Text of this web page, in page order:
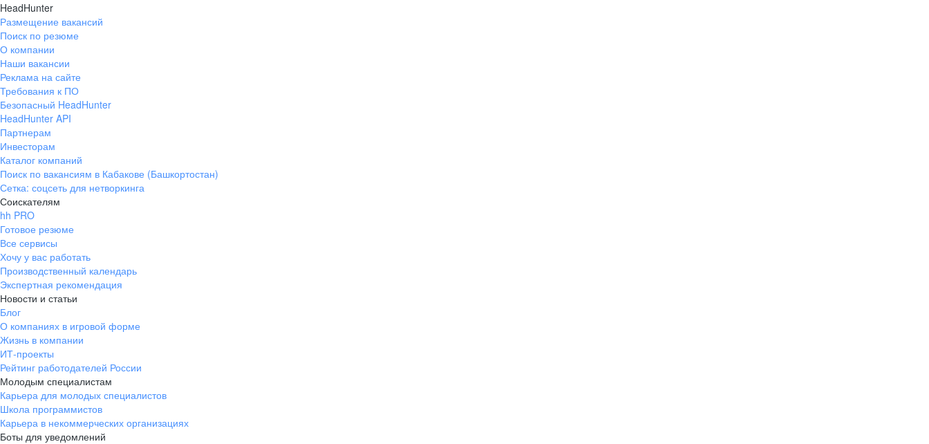
HeadHunter
Размещение вакансий
Поиск по резюме
О компании
Наши вакансии
Реклама на сайте
Требования к ПО
Безопасный HeadHunter
HeadHunter API
Партнерам
Инвесторам
Каталог компаний
Поиск по вакансиям в Кабакове (Башкортостан)
Сетка: соцсеть для нетворкинга
Соискателям
hh PRO
Готовое резюме
Все сервисы
Хочу у вас работать
Производственный календарь
Экспертная рекомендация
Новости и статьи
Блог
О компаниях в игровой форме
Жизнь в компании
ИТ-проекты
Рейтинг работодателей России
Молодым специалистам
Карьера для молодых специалистов
Школа программистов
Карьера в некоммерческих организациях
Боты для уведомлений